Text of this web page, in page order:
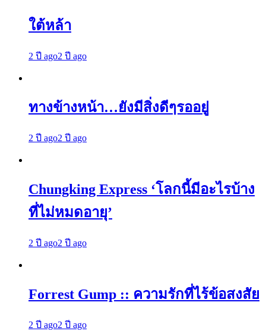
ใต้หล้า
2 ปี ago2 ปี ago
ทางข้างหน้า…ยังมีสิ่งดีๆรออยู่
2 ปี ago2 ปี ago
Chungking Express ‘โลกนี้มีอะไรบ้าง
ที่ไม่หมดอายุ’
2 ปี ago2 ปี ago
Forrest Gump :: ความรักที่ไร้ข้อสงสัย
2 ปี ago2 ปี ago